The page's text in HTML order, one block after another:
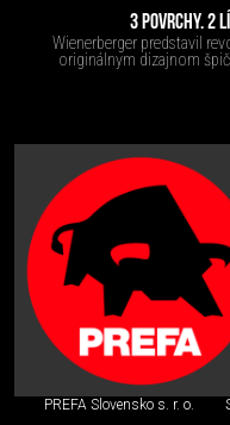
3 POVRCHY. 2
Wienerberger predstavil
originálnym dizajnom
PREFA Slovensko s. r. o.